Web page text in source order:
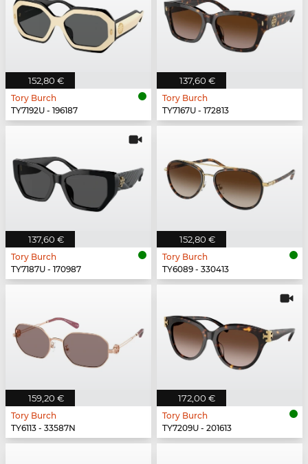
152,80 €
Tory Burch
TY7192U - 196187
137,60 €
Tory Burch
TY7167U - 172813
137,60 €
Tory Burch
TY7187U - 170987
152,80 €
Tory Burch
TY6089 - 330413
159,20 €
Tory Burch
TY6113 - 33587N
172,00 €
Tory Burch
TY7209U - 201613